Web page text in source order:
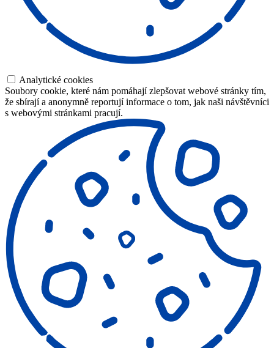
Analytické cookies
Soubory cookie, které nám pomáhají zlepšovat webové stránky tím,
že sbírají a anonymně reportují informace o tom, jak naši návštěvníci
s webovými stránkami pracují.